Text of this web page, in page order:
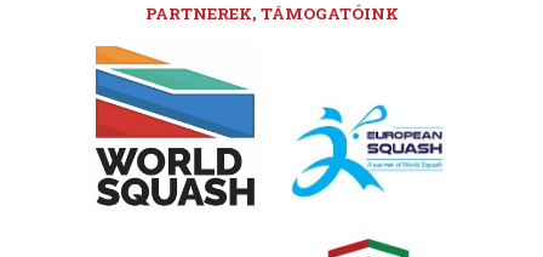
PARTNEREK, TÁMOGATÓINK